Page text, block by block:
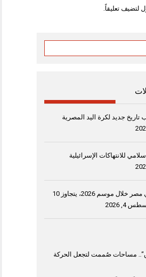
لتضيف تعليقاً.
تاريخ جديد لكرة اليد المصرية
للانتهاكات الإسرائيلية
إنتاج القمح في مصر خلال موسم 2026، يتجاوز 10
4, 2026
مساحات صُممت لتجعل الحركة